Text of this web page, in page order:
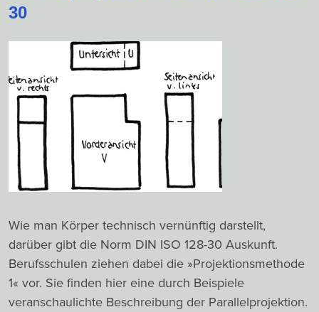
30
Wie man Körper technisch vernünftig darstellt,
darüber gibt die Norm DIN ISO 128-30 Auskunft.
Berufsschulen ziehen dabei die »Projektionsmethode
1« vor. Sie finden hier eine durch Beispiele
veranschaulichte Beschreibung der Parallelprojektion.